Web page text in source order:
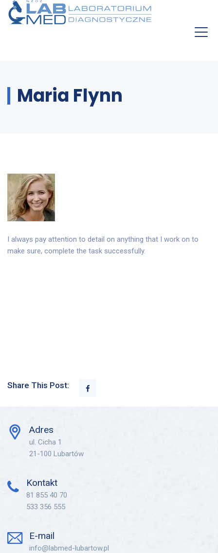
Maria Flynn
I always pay attention to detail on anything that I work on to
make sure, complete the task successfully.
Share This Post:
Adres
ul. Cicha 1
21-100 Lubartów
Kontakt
81 855 40 70
533 356 555
E-mail
info@labmed-lubartow.pl